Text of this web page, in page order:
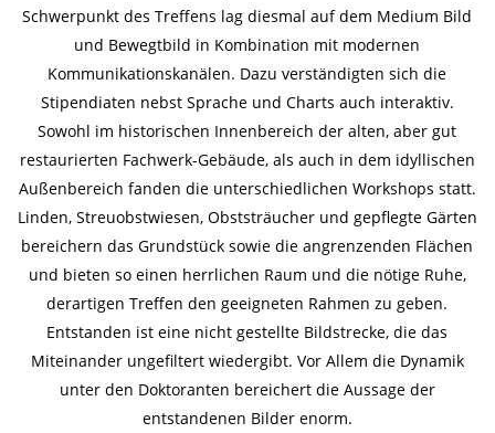
Schwerpunkt des Treffens lag diesmal auf dem Medium Bild
und Bewegtbild in Kombination mit modernen
Kommunikationskanälen. Dazu verständigten sich die
Stipendiaten nebst Sprache und Charts auch interaktiv.
Sowohl im historischen Innenbereich der alten, aber gut
restaurierten Fachwerk-Gebäude, als auch in dem idyllischen
Außenbereich fanden die unterschiedlichen Workshops statt.
Linden, Streuobstwiesen, Obststräucher und gepflegte Gärten
bereichern das Grundstück sowie die angrenzenden Flächen
und bieten so einen herrlichen Raum und die nötige Ruhe,
derartigen Treffen den geeigneten Rahmen zu geben.
Entstanden ist eine nicht gestellte Bildstrecke, die das
Miteinander ungefiltert wiedergibt. Vor Allem die Dynamik
unter den Doktoranten bereichert die Aussage der
entstandenen Bilder enorm.